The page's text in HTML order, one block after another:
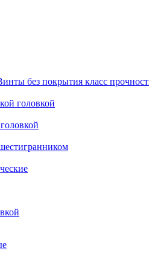
без покрытия класс
головкой